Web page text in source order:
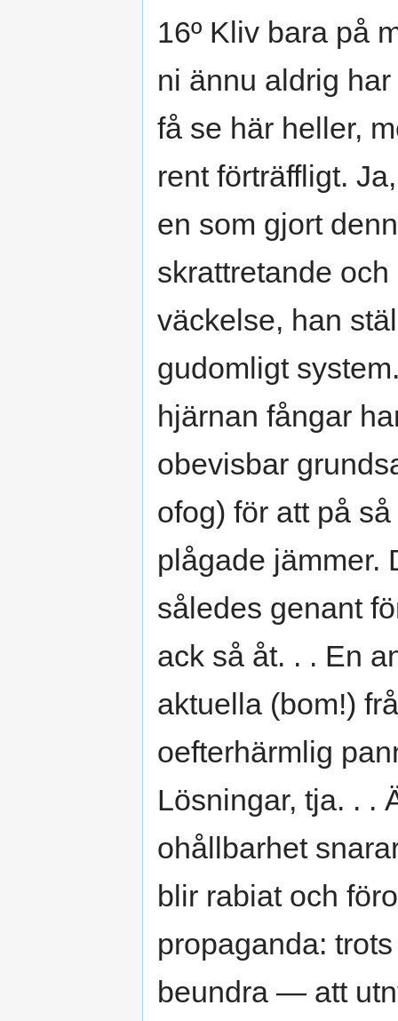
16º Kliv bara på
ni ännu aldrig
få se här heller,
rent förträffligt.
en som gjort
skrattretande
väckelse, han
gudomligt
hjärnan fångar
obevisbar
ofog) för att på
plågade jämmer.
således genant
ack så åt. . . En
aktuella (bom!)
oefterhärmlig
Lösningar, tja. . .
ohållbarhet
blir rabiat och
propaganda:
beundra — att